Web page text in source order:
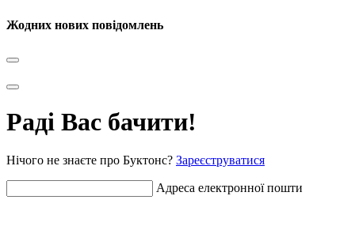
Жодних нових повідомлень
Раді Вас бачити!
Нічого не знаєте про Буктонс? Зареєструватися
Адреса електронної пошти